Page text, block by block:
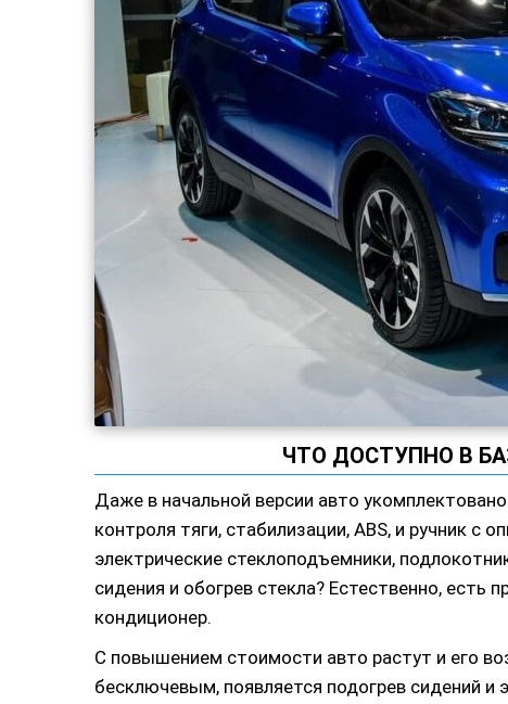
ЧТО ДОСТУПНО В
Даже в начальной версии авто
контроля тяги, стабилизации, ABS, и ручник с
электрические стеклоподъемники,
сидения и обогрев стекла? Естественно, есть
кондиционер.
С повышением стоимости авто растут и его
бесключевым, появляется подогрев сидений и